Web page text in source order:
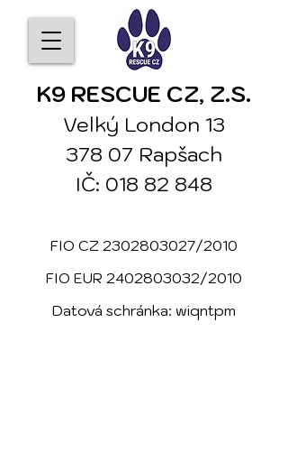
K9 RESCUE CZ, Z.S.
Velký London 13
378 07 Rapšach
IČ: 018 82 848
FIO CZ 2302803027/2010
FIO EUR 2402803032/2010
Datová schránka: wiqntpm